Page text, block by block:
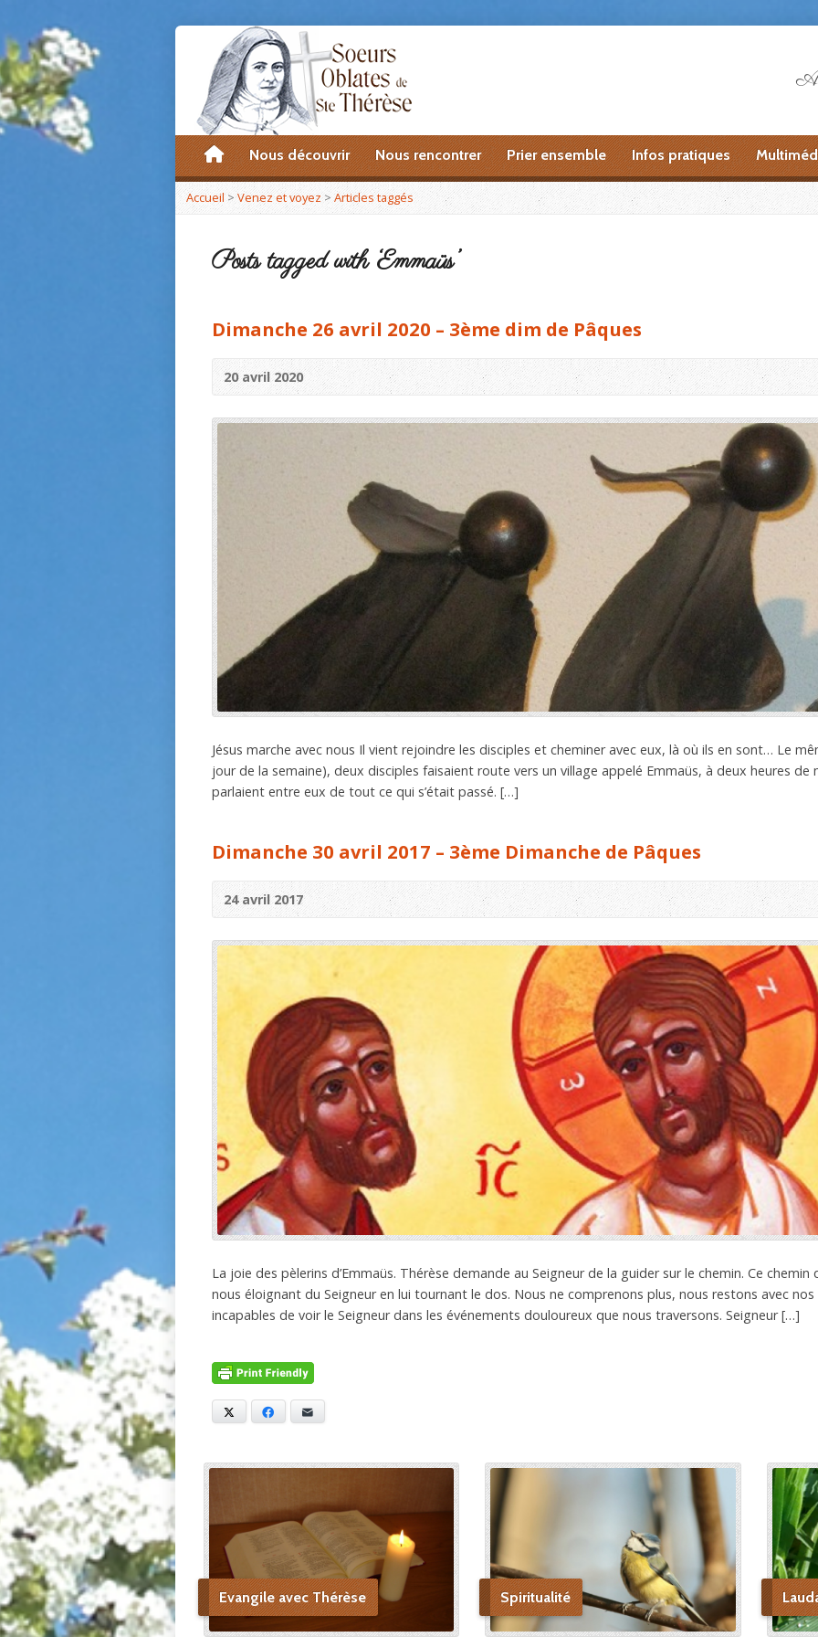
accueilNous découvrir Nous rencontrer Prier ensemble Infos pratiques
Accueil>Venez et voyez > Articles taggés
Posts tagged with ‘Emmaüs’
Dimanche 26 avril 2020 – 3ème dim de Pâques
20 avril 2020
Jésus marche avec nous Il vient rejoindre les disciples et cheminer avec eux, là où ils en sont… Le
jour de la semaine), deux disciples faisaient route vers un village appelé Emmaüs, à deux heures de
parlaient entre eux de tout ce qui s’était passé. […]
Dimanche 30 avril 2017 – 3ème Dimanche de Pâques
24 avril 2017
La joie des pèlerins d’Emmaüs. Thérèse demande au Seigneur de la guider sur le chemin. Ce
nous éloignant du Seigneur en lui tournant le dos. Nous ne comprenons plus, nous restons avec
incapables de voir le Seigneur dans les événements douloureux que nous traversons. Seigneur […]
Facebook
Evangile avec Thérèse Spiritualité